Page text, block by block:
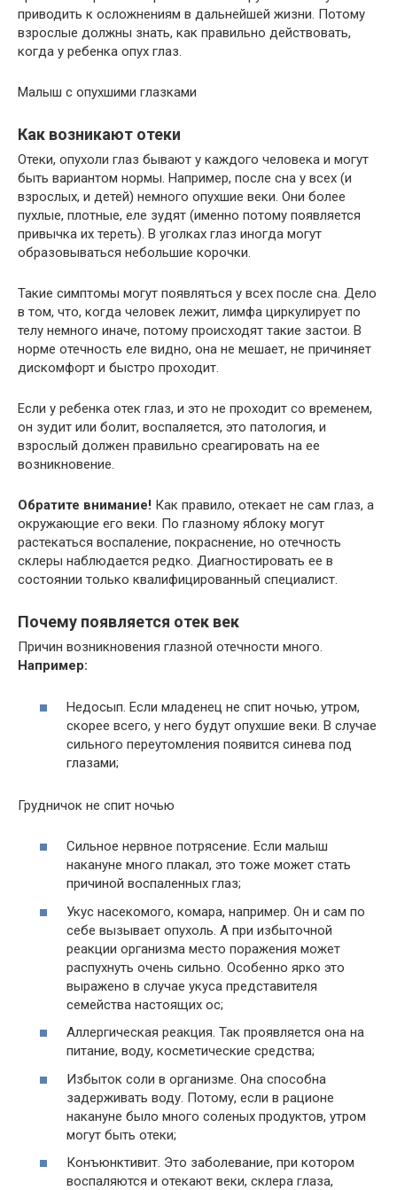
приводить к осложнениям в дальнейшей жизни. Потому
взрослые должны знать, как правильно действовать,
когда у ребенка опух глаз.
Малыш с опухшими глазками
Как возникают отеки
Отеки, опухоли глаз бывают у каждого человека и могут
быть вариантом нормы. Например, после сна у всех (и
взрослых, и детей) немного опухшие веки. Они более
пухлые, плотные, еле зудят (именно потому появляется
привычка их тереть). В уголках глаз иногда могут
образовываться небольшие корочки.
Такие симптомы могут появляться у всех после сна. Дело
в том, что, когда человек лежит, лимфа циркулирует по
телу немного иначе, потому происходят такие застои. В
норме отечность еле видно, она не мешает, не причиняет
дискомфорт и быстро проходит.
Если у ребенка отек глаз, и это не проходит со временем,
он зудит или болит, воспаляется, это патология, и
взрослый должен правильно среагировать на ее
возникновение.
Обратите внимание! Как правило, отекает не сам глаз, а
окружающие его веки. По глазному яблоку могут
растекаться воспаление, покраснение, но отечность
склеры наблюдается редко. Диагностировать ее в
состоянии только квалифицированный специалист.
Почему появляется отек век
Причин возникновения глазной отечности много.
Например:
Недосып. Если младенец не спит ночью, утром,
скорее всего, у него будут опухшие веки. В случае
сильного переутомления появится синева под
глазами;
Грудничок не спит ночью
Сильное нервное потрясение. Если малыш
накануне много плакал, это тоже может стать
причиной воспаленных глаз;
Укус насекомого, комара, например. Он и сам по
себе вызывает опухоль. А при избыточной
реакции организма место поражения может
распухнуть очень сильно. Особенно ярко это
выражено в случае укуса представителя
семейства настоящих ос;
Аллергическая реакция. Так проявляется она на
питание, воду, косметические средства;
Избыток соли в организме. Она способна
задерживать воду. Потому, если в рационе
накануне было много соленых продуктов, утром
могут быть отеки;
Конъюнктивит. Это заболевание, при котором
воспаляются и отекают веки, склера глаза,